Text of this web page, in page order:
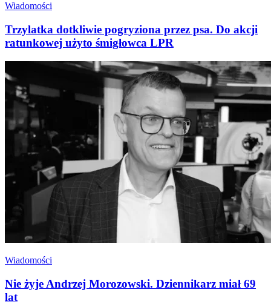
Wiadomości
Trzylatka dotkliwie pogryziona przez psa. Do akcji
ratunkowej użyto śmigłowca LPR
Wiadomości
Nie żyje Andrzej Morozowski. Dziennikarz miał 69
lat